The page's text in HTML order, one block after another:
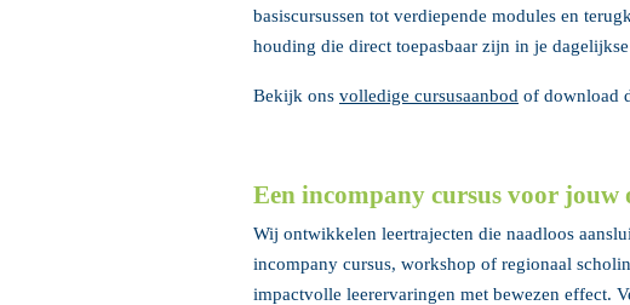
basiscursussen tot verdiepende modules en
houding die direct toepasbaar zijn in je
Bekijk ons volledige cursusaanbod of download
Een incompany cursus voor jouw
Wij ontwikkelen leertrajecten die naadloos
incompany cursus, workshop of regionaal
impactvolle leerervaringen met bewezen effect.